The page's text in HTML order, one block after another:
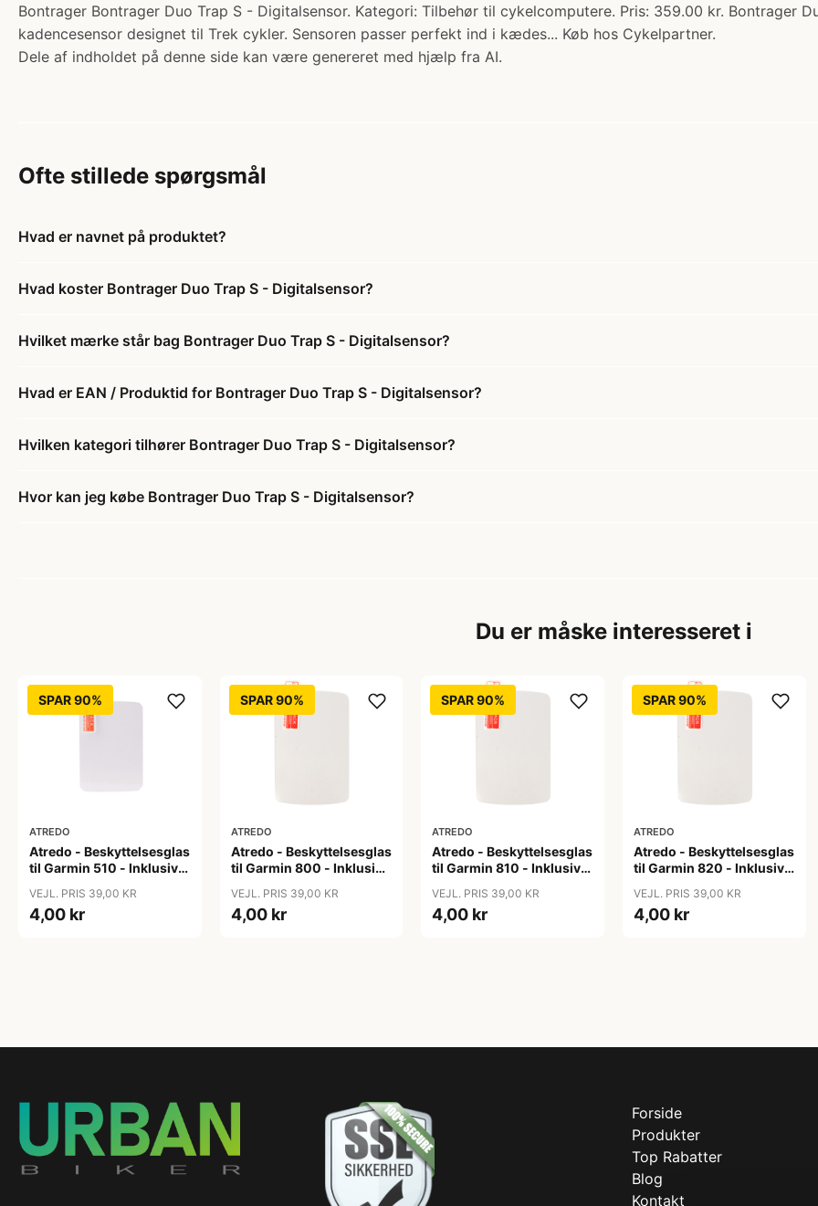
Bontrager Bontrager Duo Trap S - Digitalsensor. Kategori: Tilbehør til cykelcomputere. Pris: 359.00 kr. Bontrager
kadencesensor designet til Trek cykler. Sensoren passer perfekt ind i kædes... Køb hos Cykelpartner.
Dele af indholdet på denne side kan være genereret med hjælp fra AI.
Ofte stillede spørgsmål
Hvad er navnet på produktet?
Hvad koster Bontrager Duo Trap S - Digitalsensor?
Hvilket mærke står bag Bontrager Duo Trap S - Digitalsensor?
Hvad er EAN / Produktid for Bontrager Duo Trap S - Digitalsensor?
Hvilken kategori tilhører Bontrager Duo Trap S - Digitalsensor?
Hvor kan jeg købe Bontrager Duo Trap S - Digitalsensor?
Du er måske interesseret i
SPAR 90%
ATREDO
Atredo - Beskyttelsesglas
til Garmin 510 - Inklusiv
VEJL. PRIS 39,00 KR
4,00 kr
SPAR 90%
ATREDO
Atredo - Beskyttelsesglas
til Garmin 800 - Inklusiv
VEJL. PRIS 39,00 KR
4,00 kr
SPAR 90%
ATREDO
Atredo - Beskyttelsesglas
til Garmin 810 - Inklusiv
VEJL. PRIS 39,00 KR
4,00 kr
SPAR 90%
ATREDO
Atredo - Beskyttelsesglas
til Garmin 820 - Inklusiv
VEJL. PRIS 39,00 KR
4,00 kr
Forside
Produkter
Top Rabatter
Blog
Kontakt